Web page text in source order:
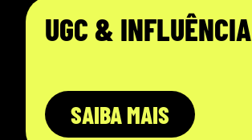
UGC & INFLUÊNCIA
SAIBA MAIS